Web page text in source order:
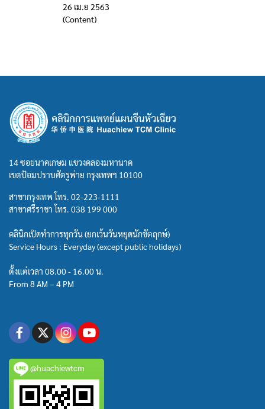
26 เม.ย 2563
(Content)
14 ซอยนาคเกษม แขวงคลองมหานาค
เขตป้อมปราบศัตรูพ่าย กรุงเทพฯ 10100
สาขากรุงเทพ โทร. 02-223-1111
สาขาศรีราชา โทร. 038 199 000
คลินิกเปิดทำการทุกวัน (ยกเว้นวันหยุดนักขัตฤกษ์)
Service Hours : Everyday (except public holidays)
ตั้งแต่เวลา 08.00 - 16.00 น.
From 8 AM – 4 PM
@huachiewtcm